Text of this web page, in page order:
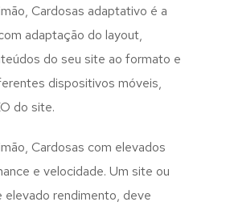
Cardosas adaptativo é a
adaptação do layout,
do seu site ao formato e
dispositivos móveis,
do site.
Cardosas com elevados
e velocidade. Um site ou
elevado rendimento, deve